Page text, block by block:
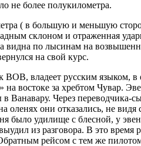
не более полукилометра.
( в большую и меньшую
склоном и отраженная
видна по лысинам на
на свой курс.
владеет русским языком,
востоке за хребтом Чувар.
Через
они отказались, не
было удилище с блесной, у
из разговора. В это
рейсом с тем же